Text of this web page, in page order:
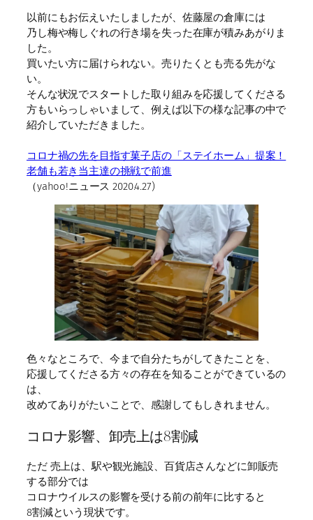
以前にもお伝えいたしましたが、佐藤屋の倉庫には
乃し梅や梅しぐれの行き場を失った在庫が積みあがりま
した。
買いたい方に届けられない。売りたくとも売る先がな
い。
そんな状況でスタートした取り組みを応援してくださる
方もいらっしゃいまして、例えば以下の様な記事の中で
紹介していただきました。
コロナ禍の先を目指す菓子店の「ステイホーム」提案！
老舗も若き当主達の挑戦で前進
（yahoo!ニュース 2020.4.27)
色々なところで、今まで自分たちがしてきたことを、
応援してくださる方々の存在を知ることができているの
は、
改めてありがたいことで、感謝してもしきれません。
コロナ影響、卸売上は8割減
ただ 売上は、駅や観光施設、百貨店さんなどに卸販売
する部分では
コロナウイルスの影響を受ける前の前年に比すると
8割減という現状です。